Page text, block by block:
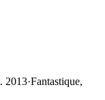
2013·Fantastique,